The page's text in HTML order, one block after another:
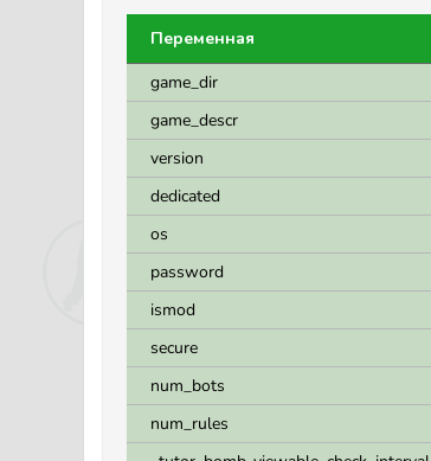
Переменная
game_dir
game_descr
version
dedicated
os
password
ismod
secure
num_bots
num_rules